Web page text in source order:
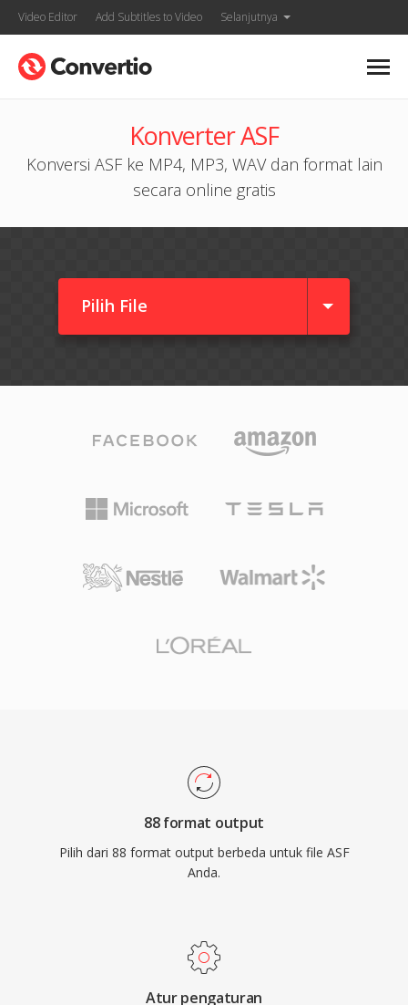
Video Editor Add Subtitles to Video Selanjutnya
Konverter ASF
Konversi ASF ke MP4, MP3, WAV dan format lain
secara online gratis
Pilih File
88 format output
Pilih dari 88 format output berbeda untuk file ASF
Anda.
Atur pengaturan